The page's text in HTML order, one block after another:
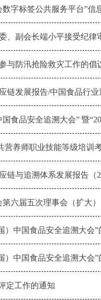
字标签公共服务平台”信
、副会长端小平接受纪律
与防汛抢险救灾工作的倡
链发展报告/中国食品行
食品安全追溯大会” 暨
营养师职业技能等级培训
链与追溯体系发展报告（
）中国食品安全追溯大会”
）中国食品安全追溯大会”
定工作的通知